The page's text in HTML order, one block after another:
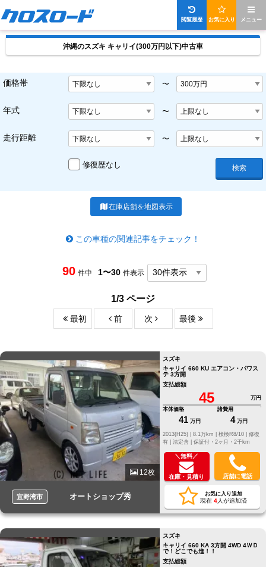
メニュー
お気に入り
閲覧履歴
沖縄のスズキ キャリイ(300万円以下)中古車
価格帯 〜
年式 〜
走行距離 〜
修復歴なし 検索
在庫店舗を地図表示
この車種の関連記事をチェック！
90 件中 1〜30 件表示
1/3 ページ
最初 前 次 最後
12枚
宜野湾市 オートショップ秀
スズキ
キャリイ 660 KU エアコン・パワス
テ 3方開
支払総額
45
万円
本体価格
41 万円
諸費用
4 万円
修復
有 | 法定含 | 保証付・2ヶ月・2千km
＼無料／
在庫・見積り 店舗に電話
お気に入り追加
現在 4人が追加済
スズキ
キャリイ 660 KA 3方開 4WD 4ＷＤ
で！どこでも進！！
支払総額